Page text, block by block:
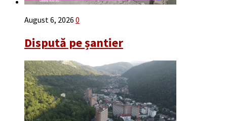
August 6, 2026 0
Dispută pe șantier